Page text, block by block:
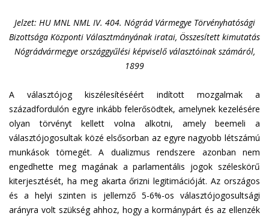
Jelzet: HU MNL NML IV. 404. Nógrád Vármegye Törvényhatósági
Bizottsága Központi Választmányának iratai, Összesített kimutatás
Nógrádvármegye országgyűlési képviselő választóinak számáról,
1899
A választójog kiszélesítéséért indított mozgalmak a
századfordulón egyre inkább felerősödtek, amelynek kezelésére
olyan törvényt kellett volna alkotni, amely beemeli a
választójogosultak közé elsősorban az egyre nagyobb létszámú
munkások tömegét. A dualizmus rendszere azonban nem
engedhette meg magának a parlamentális jogok széleskörű
kiterjesztését, ha meg akarta őrizni legitimációját. Az országos
és a helyi szinten is jellemző 5-6%-os választójogosultsági
arányra volt szükség ahhoz, hogy a kormánypárt és az ellenzék